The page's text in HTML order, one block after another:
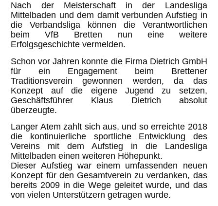
Nach der Meisterschaft in der Landesliga
Mittelbaden und dem damit verbunden Aufstieg in
die Verbandsliga können die Verantwortlichen
beim VfB Bretten nun eine weitere
Erfolgsgeschichte vermelden.
Schon vor Jahren konnte die Firma Dietrich GmbH
für ein Engagement beim Brettener
Traditionsverein gewonnen werden, da das
Konzept auf die eigene Jugend zu setzen,
Geschäftsführer Klaus Dietrich absolut
überzeugte.
Langer Atem zahlt sich aus, und so erreichte 2018
die kontinuierliche sportliche Entwicklung des
Vereins mit dem Aufstieg in die Landesliga
Mittelbaden einen weiteren Höhepunkt.
Dieser Aufstieg war einem umfassenden neuen
Konzept für den Gesamtverein zu verdanken, das
bereits 2009 in die Wege geleitet wurde, und das
von vielen Unterstützern getragen wurde.